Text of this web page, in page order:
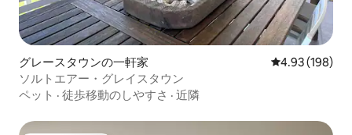
グレースタウンの一軒家 レビュー198
4.93 (198)
ソルトエアー・グレイスタウン
ペット · 徒歩移動のしやすさ · 近隣